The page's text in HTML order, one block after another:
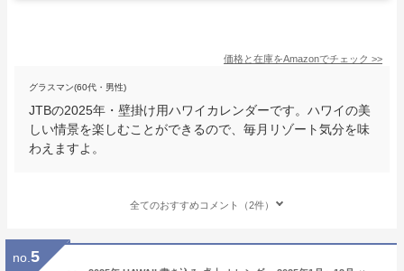
価格と在庫をAmazonでチェック >>
グラスマン(60代・男性)
JTBの2025年・壁掛け用ハワイカレンダーです。ハワイの美
しい情景を楽しむことができるので、毎月リゾート気分を味
わえますよ。
全てのおすすめコメント（2件）
no. 5